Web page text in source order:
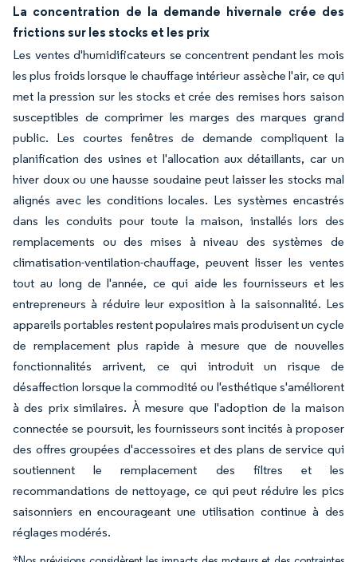
La concentration de la demande hivernale crée des
frictions sur les stocks et les prix
Les ventes d'humidificateurs se concentrent pendant les mois
les plus froids lorsque le chauffage intérieur assèche l'air, ce qui
met la pression sur les stocks et crée des remises hors saison
susceptibles de comprimer les marges des marques grand
public. Les courtes fenêtres de demande compliquent la
planification des usines et l'allocation aux détaillants, car un
hiver doux ou une hausse soudaine peut laisser les stocks mal
alignés avec les conditions locales. Les systèmes encastrés
dans les conduits pour toute la maison, installés lors des
remplacements ou des mises à niveau des systèmes de
climatisation-ventilation-chauffage, peuvent lisser les ventes
tout au long de l'année, ce qui aide les fournisseurs et les
entrepreneurs à réduire leur exposition à la saisonnalité. Les
appareils portables restent populaires mais produisent un cycle
de remplacement plus rapide à mesure que de nouvelles
fonctionnalités arrivent, ce qui introduit un risque de
désaffection lorsque la commodité ou l'esthétique s'améliorent
à des prix similaires. À mesure que l'adoption de la maison
connectée se poursuit, les fournisseurs sont incités à proposer
des offres groupées d'accessoires et des plans de service qui
soutiennent le remplacement des filtres et les
recommandations de nettoyage, ce qui peut réduire les pics
saisonniers en encourageant une utilisation continue à des
réglages modérés.